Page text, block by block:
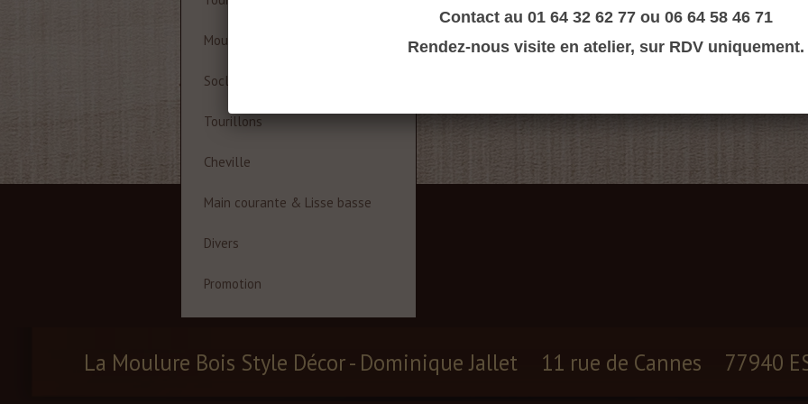
Moulures à cadre
Socles
Tourillons
Cheville
Main courante & Lisse basse
Divers
Promotion
La Moulure Bois Style Décor - Dominique Jallet 11 rue de Cannes 77940
Contact au 01 64 32 62 77 ou 06 64 58 46 71
Rendez-nous visite en atelier, sur RDV uniquement.